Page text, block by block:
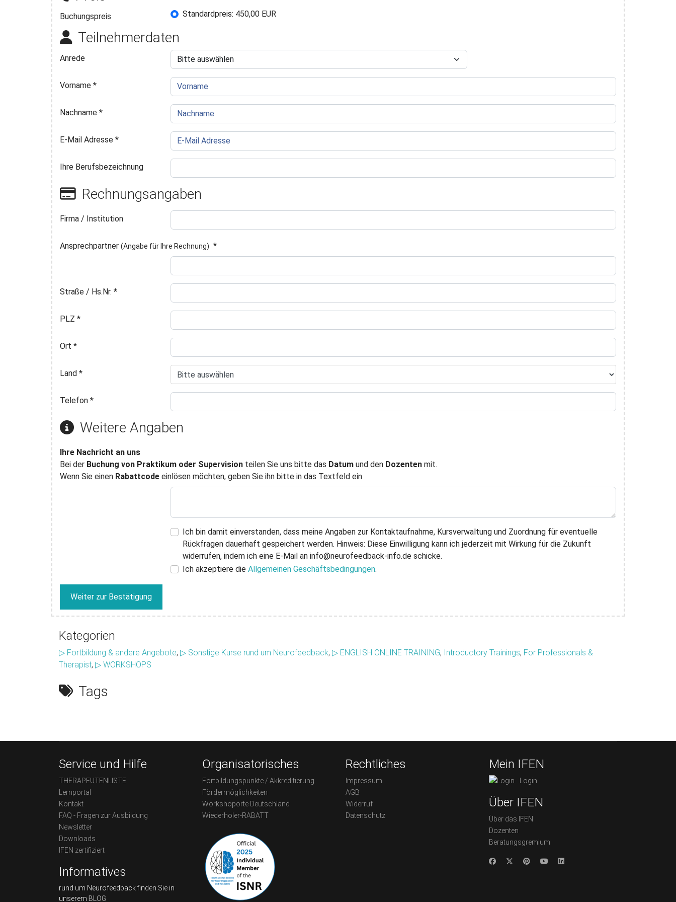
Buchungspreis Buchungspreis
Standardpreis: 450,00 EUR
Teilnehmerdaten
Anrede
Vorname *
Nachname *
E-Mail Adresse *
Ihre Berufsbezeichnung
Rechnungsangaben
Firma / Institution
Ansprechpartner (Angabe für Ihre Rechnung) *
Straße / Hs.Nr. *
PLZ *
Ort *
Land *
Telefon *
Weitere Angaben
Ihre Nachricht an uns
Bei der Buchung von Praktikum oder Supervision teilen Sie uns bitte das Datum und den Dozenten mit.
Wenn Sie einen Rabattcode einlösen möchten, geben Sie ihn bitte in das Textfeld ein
Ich bin damit einverstanden, dass meine Angaben zur Kontaktaufnahme, Kursverwaltung und Zuordnung für eventuelle
Rückfragen dauerhaft gespeichert werden. Hinweis: Diese Einwilligung kann ich jederzeit mit Wirkung für die Zukunft
widerrufen, indem ich eine E-Mail an info@neurofeedback-info.de schicke.
Ich akzeptiere die Allgemeinen Geschäftsbedingungen.
Weiter zur Bestätigung
Kategorien
▷ Fortbildung & andere Angebote, ▷ Sonstige Kurse rund um Neurofeedback, ▷ ENGLISH ONLINE TRAINING, Introductory Trainings, For Professionals &
Therapist, ▷ WORKSHOPS
Tags
Service und Hilfe
THERAPEUTENLISTE
Lernportal
Kontakt
FAQ - Fragen zur Ausbildung
Newsletter
Downloads
IFEN zertifiziert
Informatives
rund um Neurofeedback finden Sie in
unserem BLOG
Organisatorisches
Fortbildungspunkte / Akkreditierung
Fördermöglichkeiten
Workshoporte Deutschland
Wiederholer-RABATT
Rechtliches
Impressum
AGB
Widerruf
Datenschutz
Mein IFEN
Login
Über IFEN
Über das IFEN
Dozenten
Beratungsgremium